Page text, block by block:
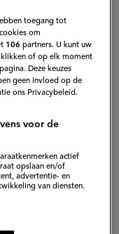
ingrediënten die in
het liefst die in
en hoewel alle
van eigen
Daarom
toegang tot
om
106 partners. U kunt uw
klikken of op elk moment
Deze keuzes
geen invloed op de
ons Privacybeleid.
voor de
actief
opslaan en/of
advertentie- en
van diensten.